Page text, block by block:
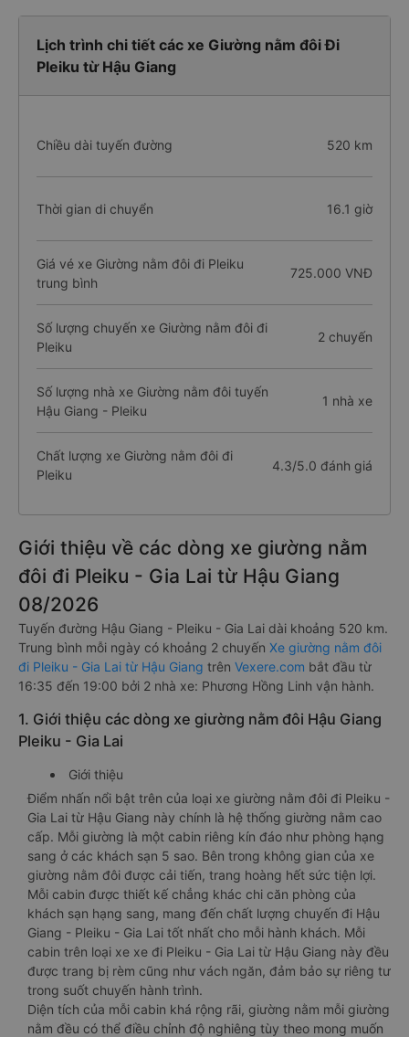
Lịch trình chi tiết các xe Giường nằm đôi Đi
Pleiku từ Hậu Giang
Chiều dài tuyến đường 520 km
Thời gian di chuyển 16.1 giờ
Giá vé xe Giường nằm đôi đi Pleiku
trung bình
725.000 VNĐ
Số lượng chuyến xe Giường nằm đôi đi
Pleiku
2 chuyến
Số lượng nhà xe Giường nằm đôi tuyến
Hậu Giang - Pleiku
1 nhà xe
Chất lượng xe Giường nằm đôi đi
Pleiku
4.3/5.0 đánh giá
Giới thiệu về các dòng xe giường nằm
đôi đi Pleiku - Gia Lai từ Hậu Giang
08/2026
Tuyến đường Hậu Giang - Pleiku - Gia Lai dài khoảng 520 km.
Trung bình mỗi ngày có khoảng 2 chuyến Xe giường nằm đôi
đi Pleiku - Gia Lai từ Hậu Giang trên Vexere.com bắt đầu từ
16:35 đến 19:00 bởi 2 nhà xe: Phương Hồng Linh vận hành.
1. Giới thiệu các dòng xe giường nằm đôi Hậu Giang
Pleiku - Gia Lai
Giới thiệu
Điểm nhấn nổi bật trên của loại xe giường nằm đôi đi Pleiku -
Gia Lai từ Hậu Giang này chính là hệ thống giường nằm cao
cấp. Mỗi giường là một cabin riêng kín đáo như phòng hạng
sang ở các khách sạn 5 sao. Bên trong không gian của xe
giường nằm đôi được cải tiến, trang hoàng hết sức tiện lợi.
Mỗi cabin được thiết kế chẳng khác chi căn phòng của
khách sạn hạng sang, mang đến chất lượng chuyến đi Hậu
Giang - Pleiku - Gia Lai tốt nhất cho mỗi hành khách. Mỗi
cabin trên loại xe xe đi Pleiku - Gia Lai từ Hậu Giang này đều
được trang bị rèm cũng như vách ngăn, đảm bảo sự riêng tư
trong suốt chuyến hành trình.
Diện tích của mỗi cabin khá rộng rãi, giường nằm mỗi giường
nằm đều có thể điều chỉnh độ nghiêng tùy theo mong muốn